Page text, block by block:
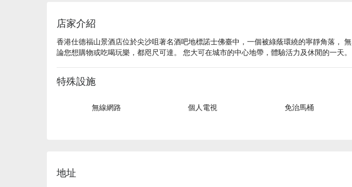
店家介紹
香港仕德福山景酒店位於尖沙咀著名酒吧地標諾士佛臺中，一個被綠蔭環繞的寧靜角落， 無
論您想購物或吃喝玩樂，都咫尺可達。 您大可在城市的中心地帶，體驗活力及休閒的一天。
特殊設施
無線網路 個人電視 免治馬桶
地址